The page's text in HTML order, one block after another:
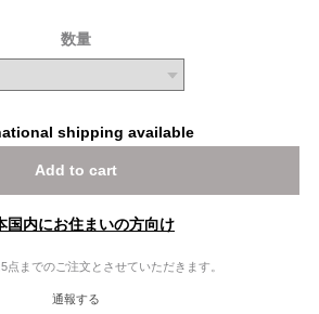
数量
shipping available
Add to cart
国内にお住まいの方向け
までのご注文とさせていただきます。
通報する